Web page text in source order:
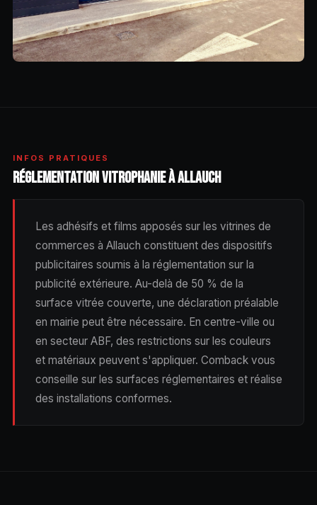
INFOS PRATIQUES
RÉGLEMENTATION VITROPHANIE À ALLAUCH
Les adhésifs et films apposés sur les vitrines de
commerces à Allauch constituent des dispositifs
publicitaires soumis à la réglementation sur la
publicité extérieure. Au-delà de 50 % de la
surface vitrée couverte, une déclaration préalable
en mairie peut être nécessaire. En centre-ville ou
en secteur ABF, des restrictions sur les couleurs
et matériaux peuvent s'appliquer. Comback vous
conseille sur les surfaces réglementaires et réalise
des installations conformes.